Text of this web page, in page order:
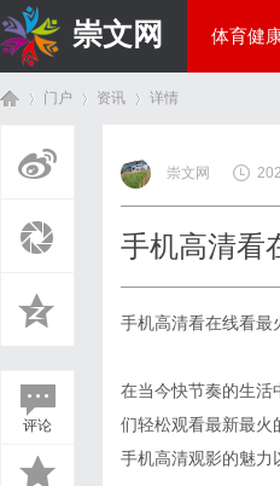
崇文网 体育健
门户 资讯
›
详情
评论
崇文网
手机高清看
手机高清看在线看最
在当今快节奏的生活
们轻松观看最新最火
手机高清观影的魅力